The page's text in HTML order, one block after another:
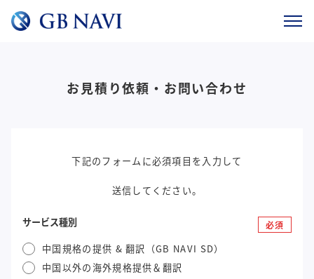
お見積り依頼・お問い合わせ
下記のフォームに必須項目を入力して
送信してください。
サービス種別 必須
中国規格の提供 & 翻訳（GB NAVI SD）
中国以外の海外規格提供＆翻訳